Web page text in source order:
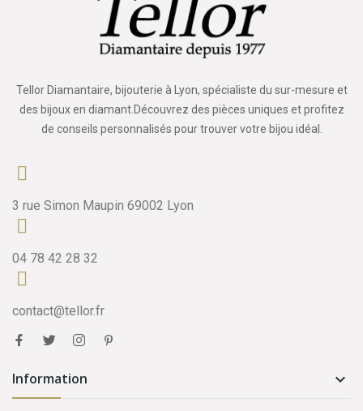
Tellor Diamantaire, bijouterie à Lyon, spécialiste du sur-mesure et
des bijoux en diamant.Découvrez des pièces uniques et profitez
de conseils personnalisés pour trouver votre bijou idéal.
3 rue Simon Maupin 69002 Lyon
04 78 42 28 32
contact@tellor.fr
Information 